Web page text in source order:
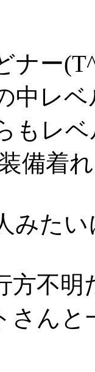
ナー
中レ
もレ
備着
みた
方不
さん